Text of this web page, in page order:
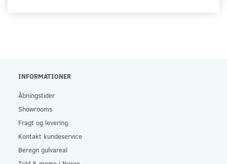
INFORMATIONER
Åbningstider
Showrooms
Fragt og levering
Kontakt kundeservice
Beregn gulvareal